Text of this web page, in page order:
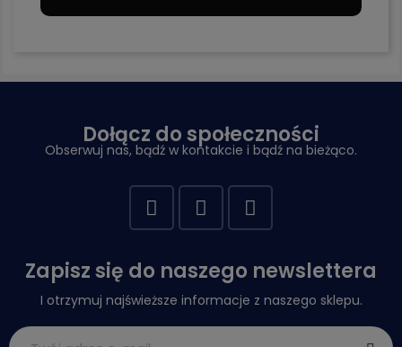
Dołącz do społeczności
Obserwuj nas, bądź w kontakcie i bądź na bieżąco.
Zapisz się do naszego newslettera
I otrzymuj najświeższe informacje z naszego sklepu.